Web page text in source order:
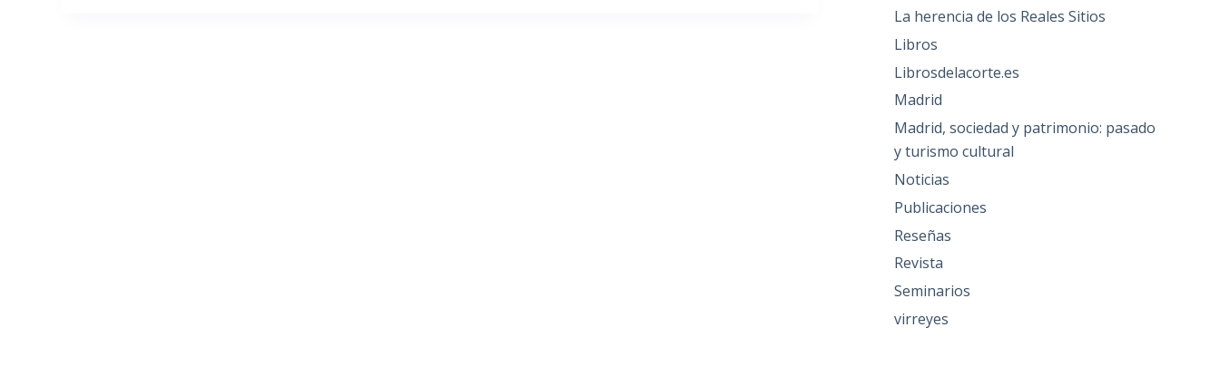
La herencia de los Reales Sitios
Libros
Librosdelacorte.es
Madrid
Madrid, sociedad y patrimonio: pasado
y turismo cultural
Noticias
Publicaciones
Reseñas
Revista
Seminarios
virreyes